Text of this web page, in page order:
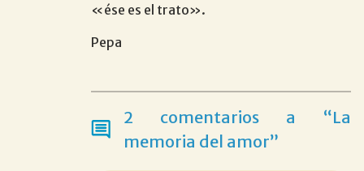
«ése es el trato».
Pepa
2 comentarios a “La
memoria del amor”